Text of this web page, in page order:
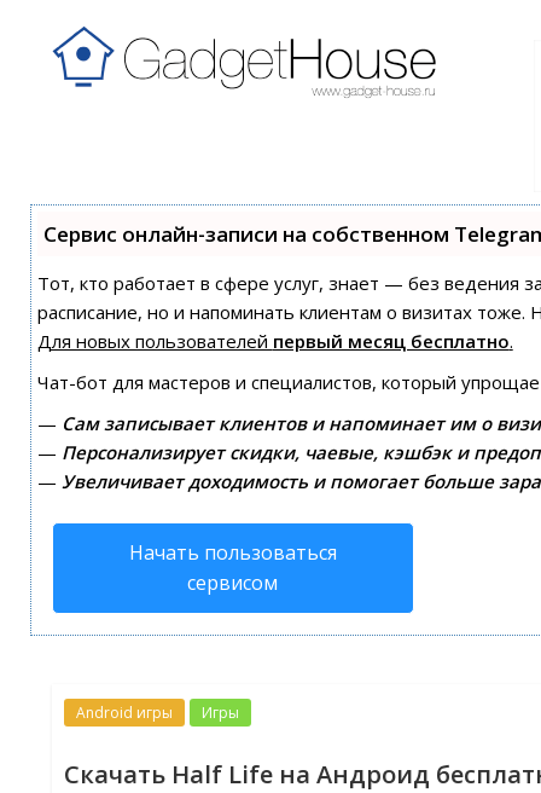
Сервис онлайн-записи на собственном
Тот, кто работает в сфере услуг, знает — без ведения
расписание, но и напоминать клиентам о визитах
Для новых пользователей первый месяц бесплатно.
Чат-бот для мастеров и специалистов, который
— Сам записывает клиентов и напоминает им о
— Персонализирует скидки, чаевые, кэшбэк и
— Увеличивает доходимость и помогает больше
Начать пользоваться
сервисом
Android игры Игры
Скачать Half Life на Андроид